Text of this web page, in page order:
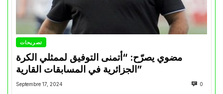
تصريحات
مضوي يصرّح: “أتمنى التوفيق لممثلي الكرة
الجزائرية في المسابقات القارية”
Septembre 17, 2024 0